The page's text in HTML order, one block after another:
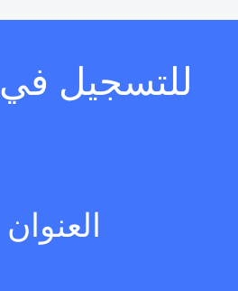
للتسجيل
العنوان